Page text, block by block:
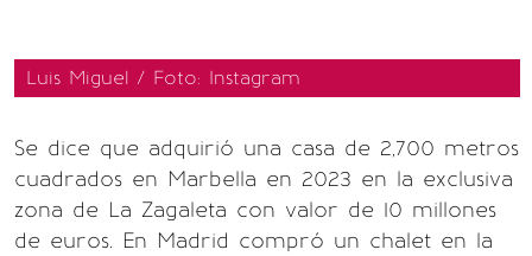
Luis Miguel / Foto: Instagram
Se dice que adquirió una casa de 2,700 metros
cuadrados en Marbella en 2023 en la exclusiva
zona de La Zagaleta con valor de 10 millones
de euros. En Madrid compró un chalet en la